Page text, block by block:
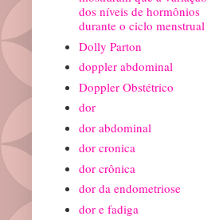
dos níveis de hormônios
durante o ciclo menstrual
Dolly Parton
doppler abdominal
Doppler Obstétrico
dor
dor abdominal
dor cronica
dor crônica
dor da endometriose
dor e fadiga